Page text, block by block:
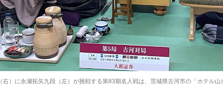
右）に永瀬拓矢九段（左）が挑戦する第83期名人戦は、茨城県古河市の「ホテル山